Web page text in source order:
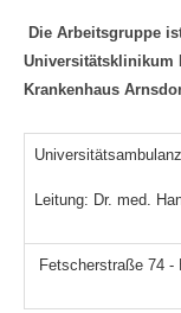
Die Arbeitsgruppe
Universitätsklinikum
Krankenhaus
Leitung: Dr. med.
Fetscherstraße 74 -